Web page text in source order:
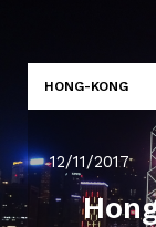
HONG-KONG
12/11/2017